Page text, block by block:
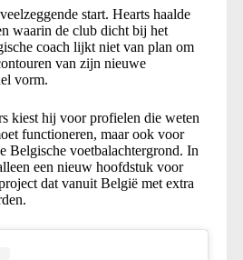
start. Hearts haalde
waarin de club dicht bij het
coach lijkt niet van plan om
van zijn nieuwe
vorm.
kiest hij voor profielen die weten
functioneren, maar ook voor
Belgische voetbalachtergrond. In
een nieuw hoofdstuk voor
dat vanuit België met extra